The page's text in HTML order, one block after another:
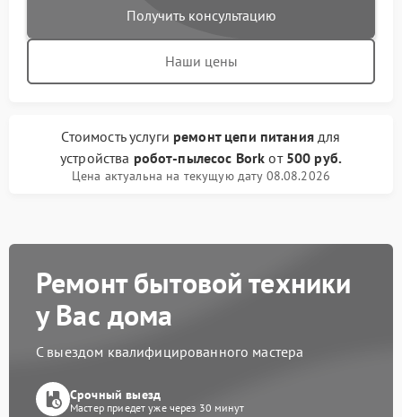
Получить консультацию
Наши цены
Стоимость услуги ремонт цепи питаниядля
устройства робот-пылесос Bork от 500 руб.
Цена актуальна на текущую дату 08.08.2026
Ремонт бытовой техники
у Вас дома
С выездом квалифицированного мастера
Срочный выезд
Мастер приедет уже через 30 минут